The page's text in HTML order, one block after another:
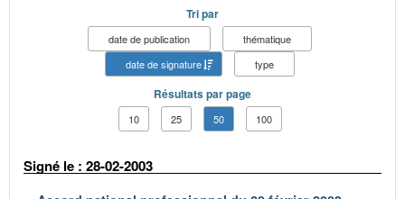
Tri par
date de publication
thématique
date de signature
type
Résultats par page
10 25 50 100
Signé le : 28-02-2003